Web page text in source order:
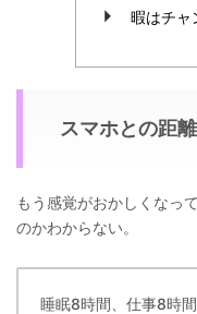
暇はチャ
スマホとの距
もう感覚がおかしくなっ
のかわからない。
睡眠8時間、仕事8時